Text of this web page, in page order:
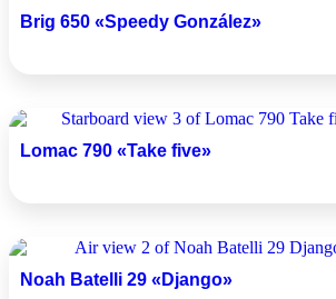
Brig 650 «Speedy González»
Lomac 790 «Take five»
Noah Batelli 29 «Django»